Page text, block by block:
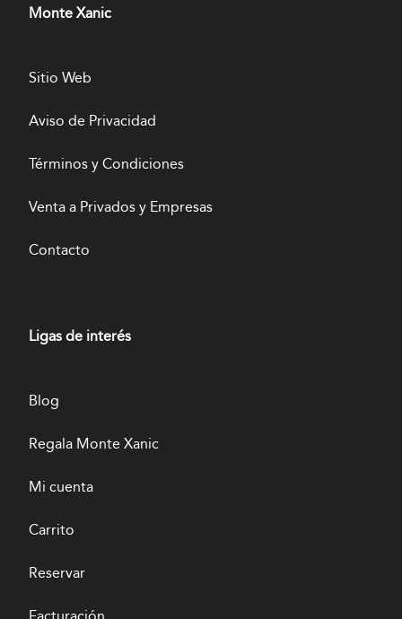
Monte Xanic
Sitio Web
Aviso de Privacidad
Términos y Condiciones
Venta a Privados y Empresas
Contacto
Ligas de interés
Blog
Regala Monte Xanic
Mi cuenta
Carrito
Reservar